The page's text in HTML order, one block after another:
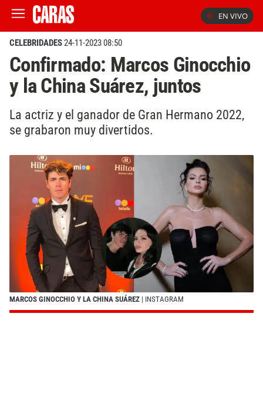
EN VIVO
CELEBRIDADES24-11-2023 08:50
Confirmado: Marcos Ginocchio
y la China Suárez, juntos
La actriz y el ganador de Gran Hermano 2022,
se grabaron muy divertidos.
MARCOS GINOCCHIO Y LA CHINA SUÁREZ | INSTAGRAM